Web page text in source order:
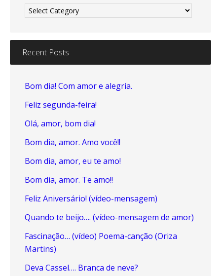
Recent Posts
Bom dia! Com amor e alegria.
Feliz segunda-feira!
Olá, amor, bom dia!
Bom dia, amor. Amo você!!
Bom dia, amor, eu te amo!
Bom dia, amor. Te amo!!
Feliz Aniversário! (vídeo-mensagem)
Quando te beijo…. (vídeo-mensagem de amor)
Fascinação… (vídeo) Poema-canção (Oriza
Martins)
Deva Cassel…. Branca de neve?